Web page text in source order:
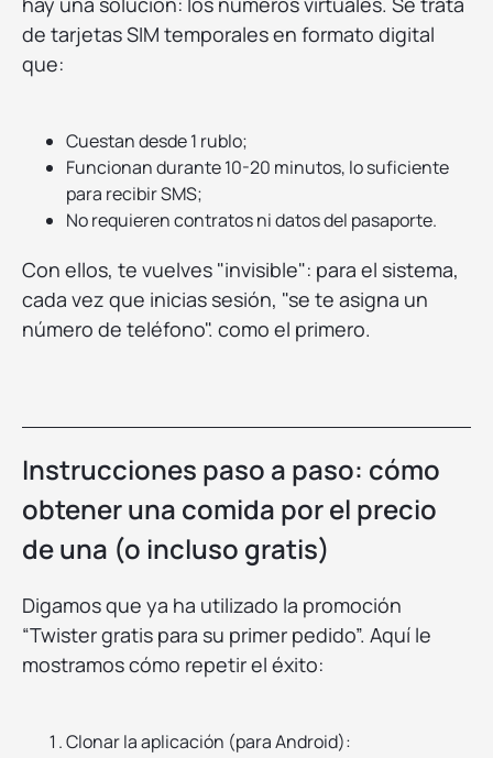
de tarjetas SIM temporales en formato digital
que:
Cuestan desde 1 rublo;
Funcionan durante 10-20 minutos, lo suficiente
para recibir SMS;
No requieren contratos ni datos del pasaporte.
Con ellos, te vuelves "invisible": para el sistema,
cada vez que inicias sesión, "se te asigna un
número de teléfono". como el primero.
Instrucciones paso a paso: cómo
obtener una comida por el precio
de una (o incluso gratis)
Digamos que ya ha utilizado la promoción
“Twister gratis para su primer pedido”. Aquí le
mostramos cómo repetir el éxito:
Clonar la aplicación (para Android):